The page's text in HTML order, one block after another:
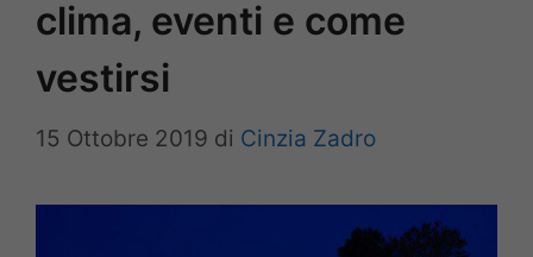
clima, eventi e come
vestirsi
15 Ottobre 2019 di Cinzia Zadro